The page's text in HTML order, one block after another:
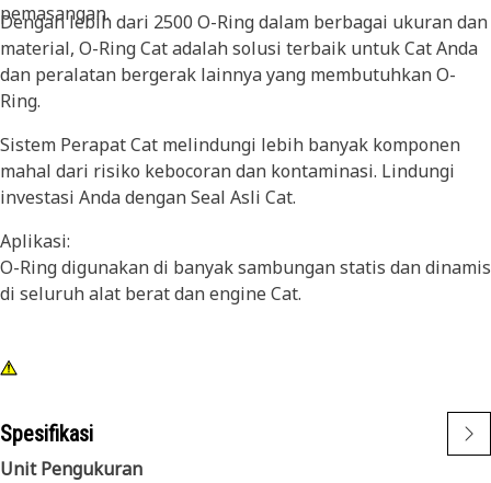
pemasangan.
Dengan lebih dari 2500 O-Ring dalam berbagai ukuran dan
material, O-Ring Cat adalah solusi terbaik untuk Cat Anda
dan peralatan bergerak lainnya yang membutuhkan O-
Ring.
Sistem Perapat Cat melindungi lebih banyak komponen
mahal dari risiko kebocoran dan kontaminasi. Lindungi
investasi Anda dengan Seal Asli Cat.
Aplikasi:
O-Ring digunakan di banyak sambungan statis dan dinamis
di seluruh alat berat dan engine Cat.
Spesifikasi
Unit Pengukuran